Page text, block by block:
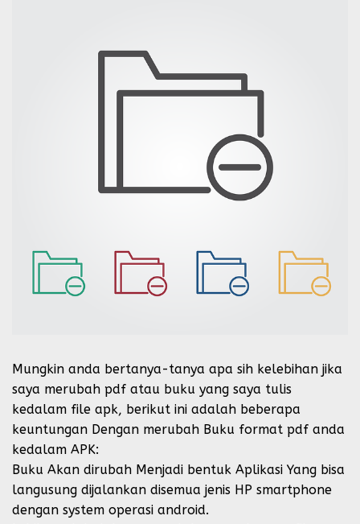
Mungkin anda bertanya-tanya apa sih kelebihan jika
saya merubah pdf atau buku yang saya tulis
kedalam file apk, berikut ini adalah beberapa
keuntungan Dengan merubah Buku format pdf anda
kedalam APK:
Buku Akan dirubah Menjadi bentuk Aplikasi Yang bisa
langusung dijalankan disemua jenis HP smartphone
dengan system operasi android.